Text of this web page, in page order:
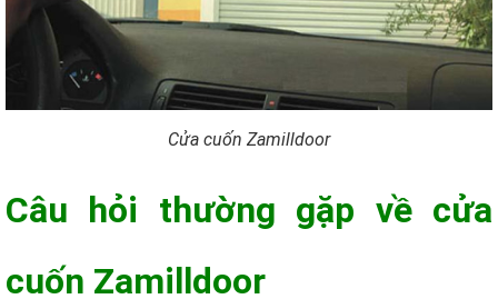
Cửa cuốn Zamilldoor
Câu hỏi thường gặp về cửa
cuốn Zamilldoor